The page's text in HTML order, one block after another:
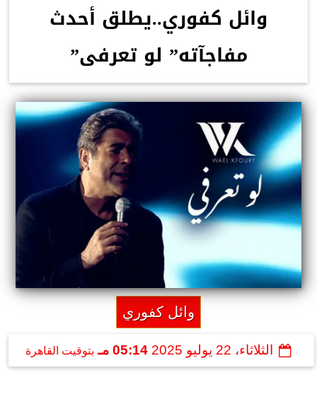
وائل كفوري..يطلق أحدث
مفاجآته” لو تعرفى”
وائل كفوري
الثلاثاء، 22 يوليو 2025 05:14 مـ بتوقيت القاهرة